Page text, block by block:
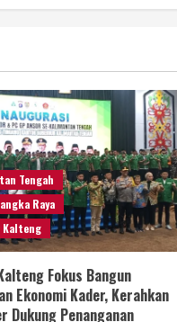
Tengah
Raya
Kalteng
Fokus Bangun
Ekonomi Kader, Kerahkan
Dukung Penanganan